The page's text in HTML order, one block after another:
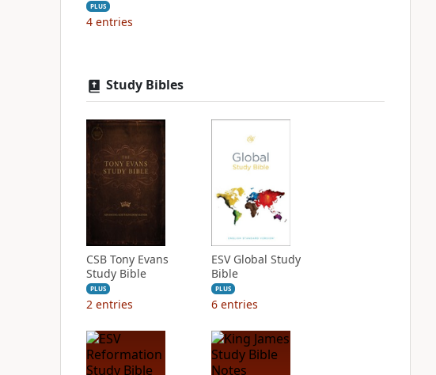
PLUS
4 entries
Study Bibles
CSB Tony Evans
Study Bible
PLUS
2 entries
ESV Global Study
Bible
PLUS
6 entries